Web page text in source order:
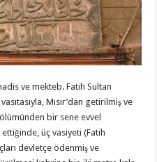
ve mekteb. Fatih Sultan
Mısır’dan getirilmiş ve
ölümünden bir sene evvel
üç vasiyeti (Fatih
devletçe ödenmiş ve